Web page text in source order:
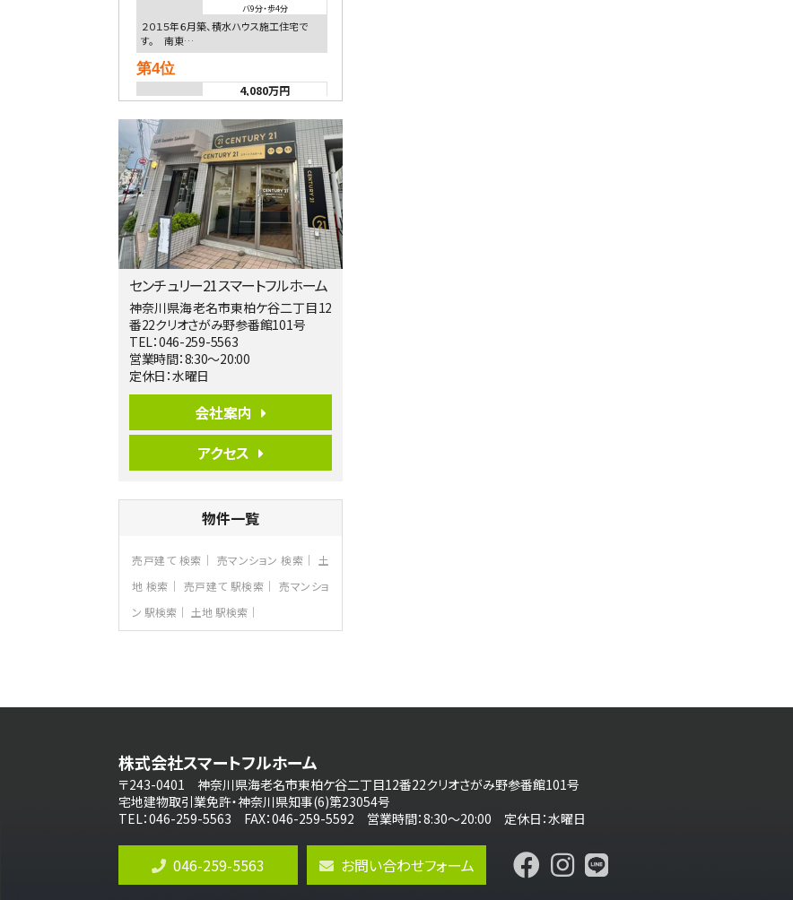
バ9分・歩4分
２０１５年６月築、積水ハウス施工住宅で
す。 南東…
第4位
4,080万円
淵野辺駅
歩17分
南側道路に面しており日当たり良好。 キ
ッチンから…
第5位
3,680万円
4ＬＤＫ
橋本駅
バ19分・歩8分
開放感があり日当たり良好な南西・北西角
地区画。 …
第6位
3,680万円
ご家族が集まるLDKは１７．５帖とゆとりあ
る広さ…
4ＳＬＤＫ
海老名駅
並列2台駐…
第8位
3,990万円
4ＬＤＫ
4ＬＤＫ
桜ヶ丘駅
バ14分 ・歩4分
LDK約20帖とゆとりある広さ！WIC、SIC
の…
3,598万円
センチュリー21スマートフルホーム
神奈川県海老名市東柏ケ谷二丁目12
番22クリオさがみ野参番館101号
TEL：046-259-5563
営業時間：8:30～20:00
定休日：水曜日
会社案内
アクセス
物件一覧
売戸建て 検索 売マンション 検索
土
地 検索
売戸建て 駅検索
売マンショ
ン 駅検索
土地 駅検索
株式会社スマートフルホーム
〒243-0401 神奈川県海老名市東柏ケ谷二丁目12番22クリオさがみ野参番館101号
宅地建物取引業免許・神奈川県知事(6)第23054号
TEL：046-259-5563 FAX：046-259-5592 営業時間：8:30～20:00 定休日：水曜日
046-259-5563 お問い合わせフォーム